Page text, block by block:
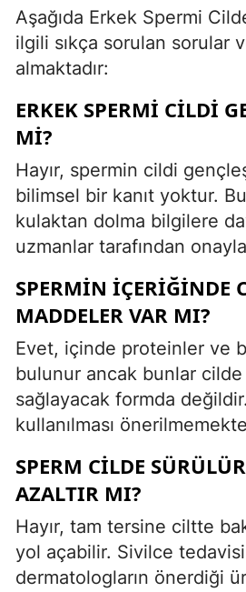
Aşağıda Erkek Spermi
ilgili sıkça sorulan sorular
almaktadır:
ERKEK SPERMI CILDI
MI?
Hayır, spermin cildi
bilimsel bir kanıt yoktur.
kulaktan dolma bilgilere
uzmanlar tarafından
SPERMIN IÇERIĞINDE
MADDELER VAR MI?
Evet, içinde proteinler ve
bulunur ancak bunlar
sağlayacak formda değildir.
kullanılması
SPERM CILDE
AZALTIR MI?
Hayır, tam tersine ciltte
yol açabilir. Sivilce
dermatologların önerdiği